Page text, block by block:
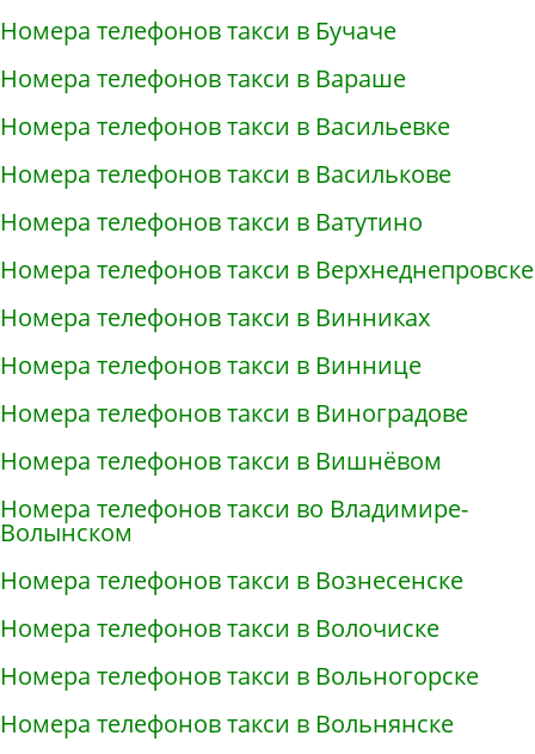
Номера телефонов такси в Бучаче
Номера телефонов такси в Вараше
Номера телефонов такси в Васильевке
Номера телефонов такси в Василькове
Номера телефонов такси в Ватутино
Номера телефонов такси в Верхнеднепровске
Номера телефонов такси в Винниках
Номера телефонов такси в Виннице
Номера телефонов такси в Виноградове
Номера телефонов такси в Вишнёвом
Номера телефонов такси во Владимире-
Волынском
Номера телефонов такси в Вознесенске
Номера телефонов такси в Волочиске
Номера телефонов такси в Вольногорске
Номера телефонов такси в Вольнянске